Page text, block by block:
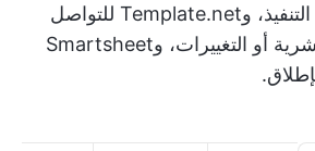
HubSpot لتخطيط التنفيذ، وTemplate.net للتواصل
المتعلق بالموارد البشرية أو التغييرات، وSmartsheet